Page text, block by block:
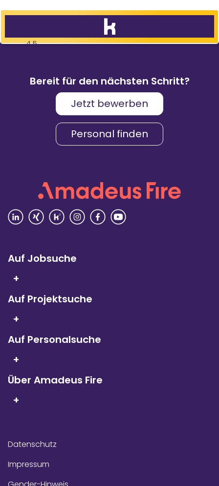
4,5
Bewertungen
Weiterempfehlungen
Karriere & Gehalt
4,2
Unternehmenskultur
4,3
4,4
Rezensionen lesen
Kununu Top Company – dank
über 9.000Bewertungen!
Bereit für den nächsten Schritt?
Jetzt bewerben
Personal finden
Auf Jobsuche
+
Auf Projektsuche
+
Auf Personalsuche
+
Über Amadeus Fire
+
Datenschutz
Impressum